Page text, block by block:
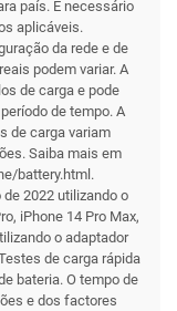
país. É necessário
aplicáveis.
da rede e de
podem variar. A
de carga e pode
de tempo. A
de carga variam
Saiba mais em
battery.html.
2022 utilizando o
iPhone 14 Pro Max,
o adaptador
de carga rápida
bateria. O tempo de
e dos factores